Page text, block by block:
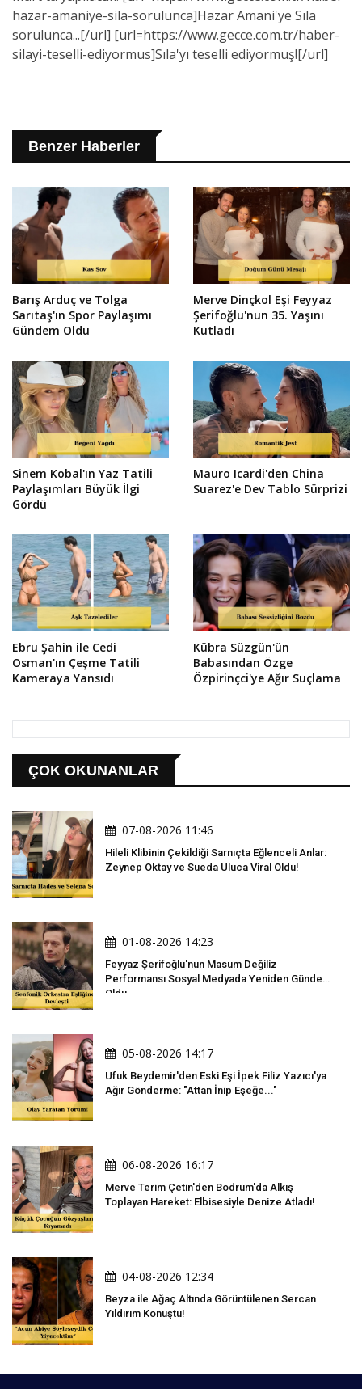
hazar-amaniye-sila-sorulunca]Hazar Amani'ye Sıla
sorulunca...[/url] [url=https://www.gecce.com.tr/haber-
silayi-teselli-ediyormus]Sıla'yı teselli ediyormuş![/url]
Benzer Haberler
Barış Arduç ve Tolga
Sarıtaş'ın Spor Paylaşımı
Gündem Oldu
Merve Dinçkol Eşi Feyyaz
Şerifoğlu'nun 35. Yaşını
Kutladı
Sinem Kobal'ın Yaz Tatili
Paylaşımları Büyük İlgi
Gördü
Mauro Icardi'den China
Suarez'e Dev Tablo Sürprizi
Ebru Şahin ile Cedi
Osman'ın Çeşme Tatili
Kameraya Yansıdı
Kübra Süzgün'ün
Babasından Özge
Özpirinçci'ye Ağır Suçlama
ÇOK OKUNANLAR
07-08-2026 11:46
Hileli Klibinin Çekildiği Sarnıçta Eğlenceli Anlar:
Zeynep Oktay ve Sueda Uluca Viral Oldu!
01-08-2026 14:23
Feyyaz Şerifoğlu'nun Masum Değiliz
Performansı Sosyal Medyada Yeniden Gündem
Oldu
05-08-2026 14:17
Ufuk Beydemir'den Eski Eşi İpek Filiz Yazıcı'ya
Ağır Gönderme: "Attan İnip Eşeğe..."
06-08-2026 16:17
Merve Terim Çetin'den Bodrum'da Alkış
Toplayan Hareket: Elbisesiyle Denize Atladı!
04-08-2026 12:34
Beyza ile Ağaç Altında Görüntülenen Sercan
Yıldırım Konuştu!